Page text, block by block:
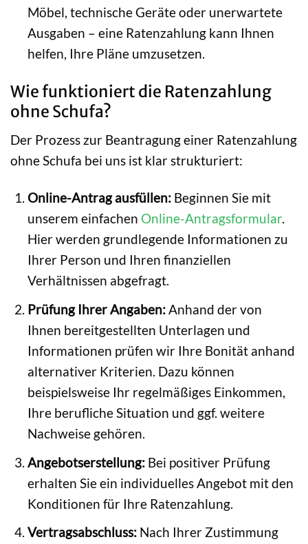
Möbel, technische Geräte oder unerwartete
Ausgaben – eine Ratenzahlung kann Ihnen
helfen, Ihre Pläne umzusetzen.
Wie funktioniert die Ratenzahlung
ohne Schufa?
Der Prozess zur Beantragung einer Ratenzahlung
ohne Schufa bei uns ist klar strukturiert:
Online-Antrag ausfüllen:Beginnen Sie mit
unserem einfachen Online-Antragsformular.
Hier werden grundlegende Informationen zu
Ihrer Person und Ihren finanziellen
Verhältnissen abgefragt.
Prüfung Ihrer Angaben:Anhand der von
Ihnen bereitgestellten Unterlagen und
Informationen prüfen wir Ihre Bonität anhand
alternativer Kriterien. Dazu können
beispielsweise Ihr regelmäßiges Einkommen,
Ihre berufliche Situation und ggf. weitere
Nachweise gehören.
Angebotserstellung:Bei positiver Prüfung
erhalten Sie ein individuelles Angebot mit den
Konditionen für Ihre Ratenzahlung.
Vertragsabschluss:Nach Ihrer Zustimmung